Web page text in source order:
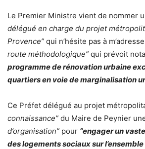
Le Premier Ministre vient de nommer
délégué en charge du projet
Provence” qui n’hésite pas à
route méthodologique” qui prévoit
programme de rénovation urbaine
quartiers en voie de marginalisation
Ce Préfet délégué au projet
connaissance” du Maire de Peynier
d’organisation” pour “engager un
des logements sociaux sur l’ensemble